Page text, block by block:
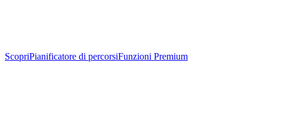
ScopriPianificatore di percorsiFunzioni Premium